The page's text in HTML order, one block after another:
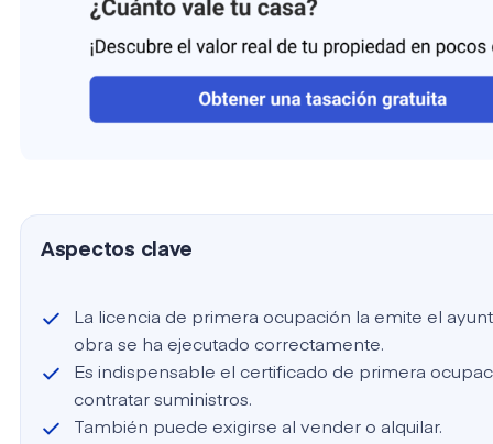
Aspectos clave
La licencia de primera ocupación la emite el
obra se ha ejecutado correctamente.
Es indispensable el certificado de primera
contratar suministros.
También puede exigirse al vender o alquilar.